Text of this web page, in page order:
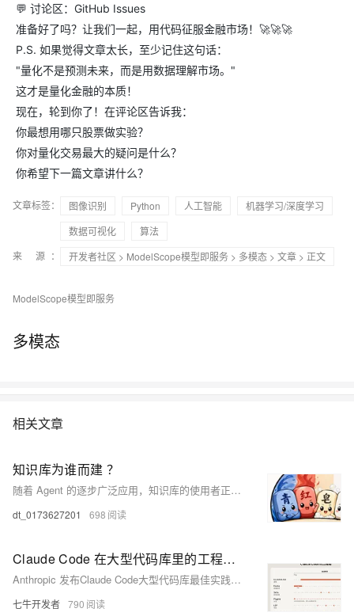
💬 讨论区：GitHub Issues
准备好了吗？让我们一起，用代码征服金融市场！🚀🚀🚀
P.S. 如果觉得文章太长，至少记住这句话：
"量化不是预测未来，而是用数据理解市场。"
这才是量化金融的本质！
现在，轮到你了！在评论区告诉我：
你最想用哪只股票做实验？
你对量化交易最大的疑问是什么？
你希望下一篇文章讲什么？
文章标签： 图像识别 Python 人工智能
机器学习/深度学习
数据可视化
算法
来 源：
开发者社区 > ModelScope模型即服务 > 多模态 > 文章 > 正文
ModelScope模型即服务
多模态
相关文章
知识库为谁而建 ？
随着 Agent 的逐步广泛应用，知识库的使用者正在从人变成 Agent。 知识库的设计逻辑、维护方式、甚至存在的意义，都需要重新思考。
dt_0173627201 698
Claude Code 在大型代码库里的工程实践
Anthropic 发布Claude Code大型代码库最佳实践：强调“代码库需适配AI”，而非仅依赖模型。核心在于通过CLAUDE.md分层文档、LSP符号导航、hooks自动维护、skills按需加载、MCP接入内部系统等工程化配置，让Claude高效理解复杂项目（含C/C++/Java等）。配置即能力，治理与负责人机制同样关键。
七牛开发者 790